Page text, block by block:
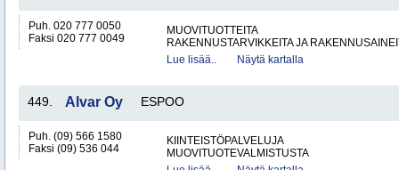
Puh. 020 777 0050
Faksi 020 777 0049
MUOVITUOTTEITA
RAKENNUSTARVIKKEITA JA
Lue lisää..
Näytä kartalla
449. Alvar Oy ESPOO
Puh. (09) 566 1580
Faksi (09) 536 044
KIINTEISTÖPALVELUJA
MUOVITUOTEVALMISTUSTA